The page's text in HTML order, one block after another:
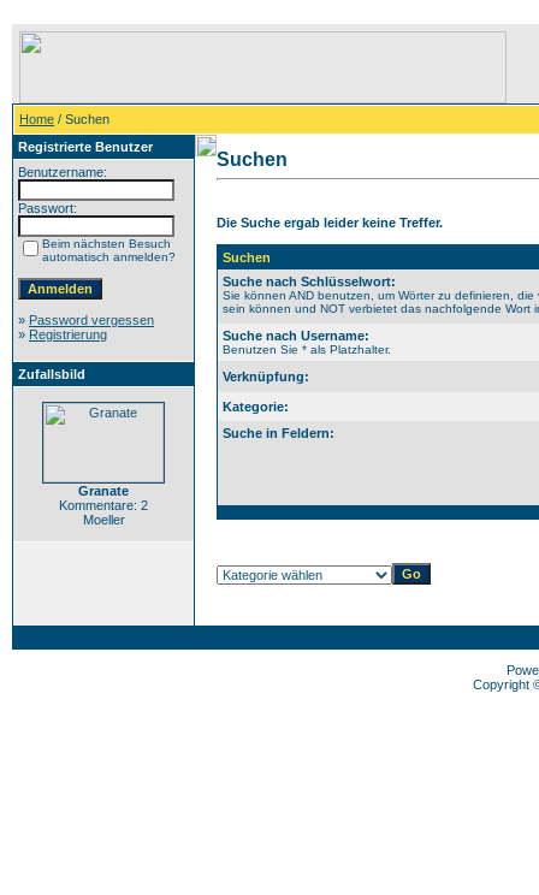
Home / Suchen
Registrierte Benutzer
Benutzername:
Passwort:
Beim nächsten Besuch
automatisch anmelden?
» Password vergessen
» Registrierung
Zufallsbild
Granate
Kommentare: 2
Moeller
Suchen
Die Suche ergab leider keine Treffer.
Suchen
Suche nach Schlüsselwort:
Sie können AND benutzen, um Wörter zu definieren,
sein können und NOT verbietet das nachfolgende Wort
Suche nach Username:
Benutzen Sie * als Platzhalter.
Verknüpfung:
Kategorie:
Suche in Feldern:
Copyright